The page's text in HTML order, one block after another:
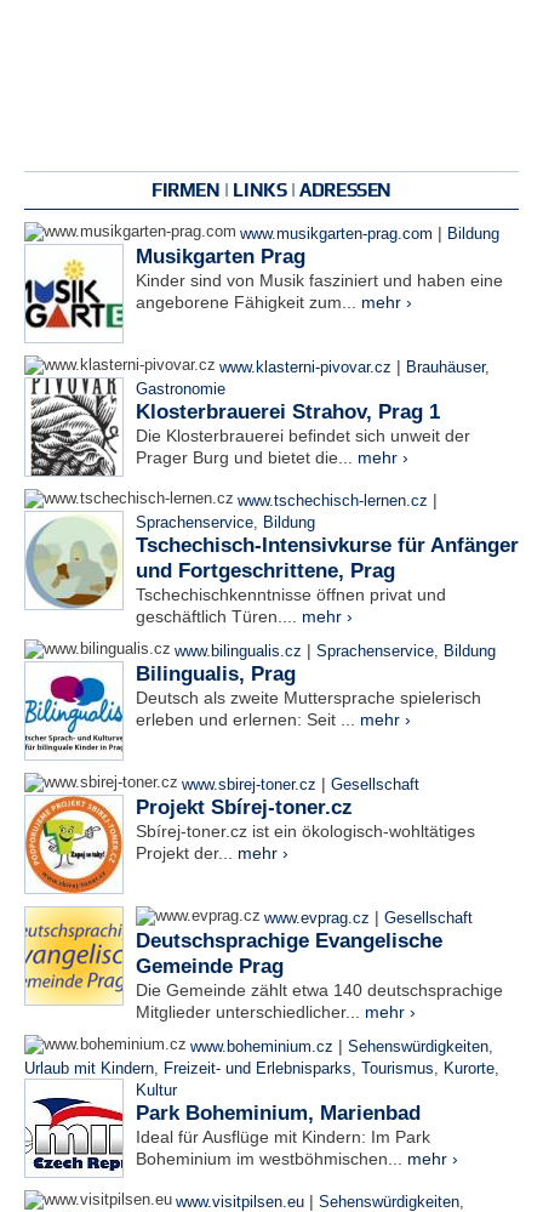
FIRMEN | LINKS | ADRESSEN
www.musikgarten-prag.com | Bildung
Musikgarten Prag
Kinder sind von Musik fasziniert und haben eine
angeborene Fähigkeit zum... mehr ›
www.klasterni-pivovar.cz | Brauhäuser,
Gastronomie
Klosterbrauerei Strahov, Prag 1
Die Klosterbrauerei befindet sich unweit der
Prager Burg und bietet die... mehr ›
www.tschechisch-lernen.cz |
Sprachenservice, Bildung
Tschechisch-Intensivkurse für Anfänger
und Fortgeschrittene, Prag
Tschechischkenntnisse öffnen privat und
geschäftlich Türen.... mehr ›
www.bilingualis.cz | Sprachenservice, Bildung
Bilingualis, Prag
Deutsch als zweite Muttersprache spielerisch
erleben und erlernen: Seit ... mehr ›
www.sbirej-toner.cz | Gesellschaft
Projekt Sbírej-toner.cz
Sbírej-toner.cz ist ein ökologisch-wohltätiges
Projekt der... mehr ›
www.evprag.cz | Gesellschaft
Deutschsprachige Evangelische
Gemeinde Prag
Die Gemeinde zählt etwa 140 deutschsprachige
Mitglieder unterschiedlicher... mehr ›
www.boheminium.cz | Sehenswürdigkeiten,
Urlaub mit Kindern, Freizeit- und Erlebnisparks, Tourismus, Kurorte,
Kultur
Park Boheminium, Marienbad
Ideal für Ausflüge mit Kindern: Im Park
Boheminium im westböhmischen... mehr ›
www.visitpilsen.eu | Sehenswürdigkeiten,